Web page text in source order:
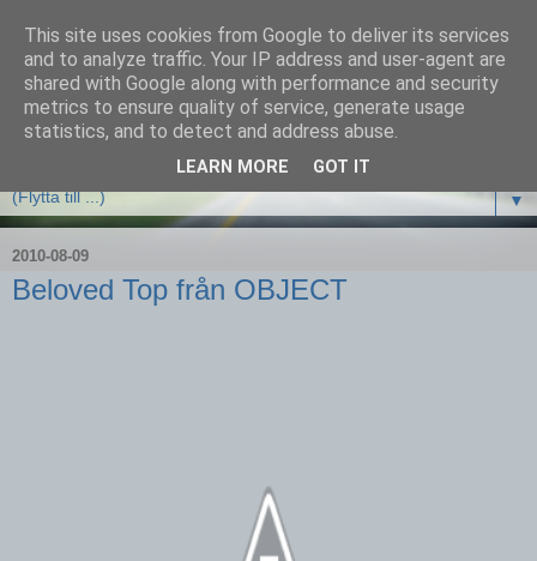
▼
2010-08-09
Beloved Top från OBJECT
This site uses cookies from Google to deliver its services
and to analyze traffic. Your IP address and user-agent are
shared with Google along with performance and security
metrics to ensure quality of service, generate usage
statistics, and to detect and address abuse.
LEARN MORE GOT IT